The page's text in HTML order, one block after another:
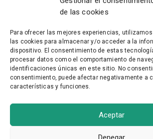
de las cookies
Para ofrecer las mejores experiencias,
las cookies para almacenar y/o acceder a la
dispositivo. El consentimiento de estas
procesar datos como el comportamiento de
identificaciones únicas en este sitio. No
consentimiento, puede afectar negativamente a
características y funciones.
Aceptar
FÁBRICA DE
Aviso Legal
Política de Privacidad
Accesibilidad
Política de cookies
Condiciones Generales